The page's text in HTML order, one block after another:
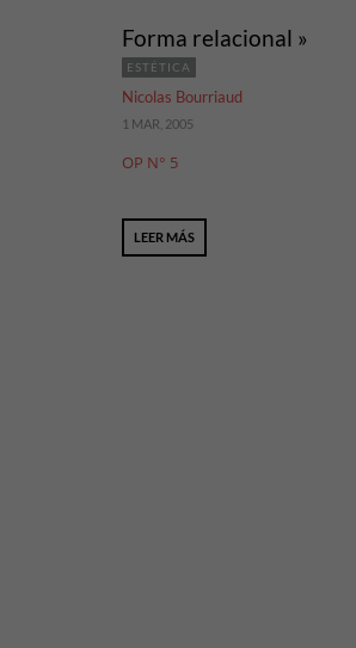
Forma relacional »
ESTÉTICA
Nicolas Bourriaud
1 MAR, 2005
OP N° 5
LEER MÁS